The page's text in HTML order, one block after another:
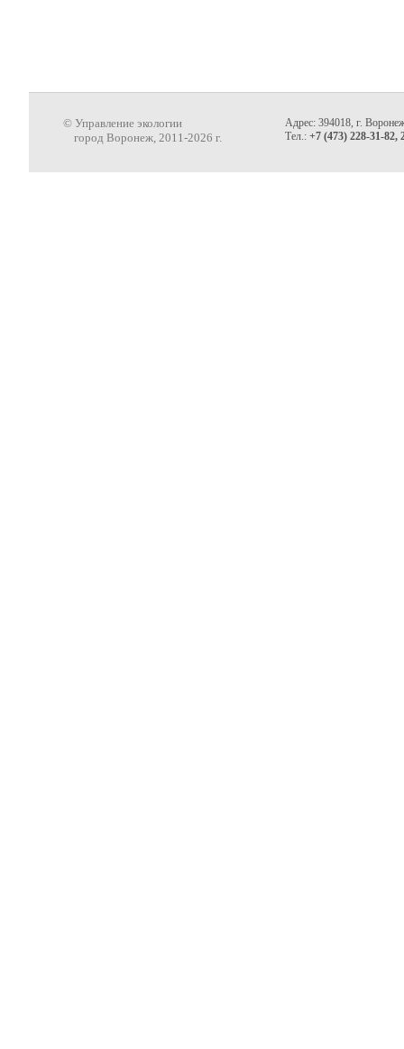
© Управление экологии
город Воронеж, 2011-2026 г.
Адрес: 394018, г.
Тел.: +7 (473) 228-31-82,